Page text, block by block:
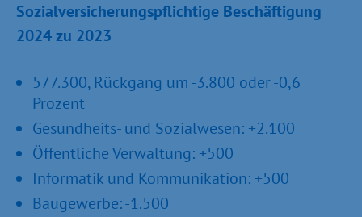
Sozialversicherungspflichtige Beschäftigung
2024 zu 2023
577.300, Rückgang um -3.800 oder -0,6
Prozent
Gesundheits- und Sozialwesen: +2.100
Öffentliche Verwaltung: +500
Informatik und Kommunikation: +500
Baugewerbe: -1.500